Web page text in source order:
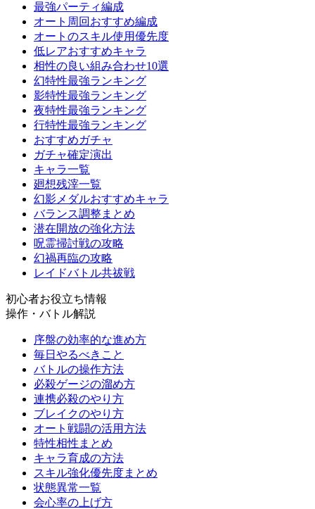
最強パーティ編成
オート周回おすすめ編成
オートのスキル使用優先度
低レアおすすめキャラ
相性の良い組み合わせ10選
幻特性最強ランキング
影特性最強ランキング
夜特性最強ランキング
行特性最強ランキング
おすすめガチャ
ガチャ確定演出
キャラ一覧
廻想残滓一覧
幻影メダルおすすめキャラ
バランス調整まとめ
潜在開放の強化方法
呪霊掃討戦の攻略
幻禍再臨の攻略
レイドバトル共祓戦
初心者お役立ち情報
操作・バトル解説
序盤の効率的な進め方
毎日やるべきこと
バトルの操作方法
必殺ゲージの溜め方
連携必殺のやり方
ブレイクのやり方
オート戦闘の活用方法
特性相性まとめ
キャラ育成の方法
スキル強化優先度まとめ
状態異常一覧
会心率の上げ方